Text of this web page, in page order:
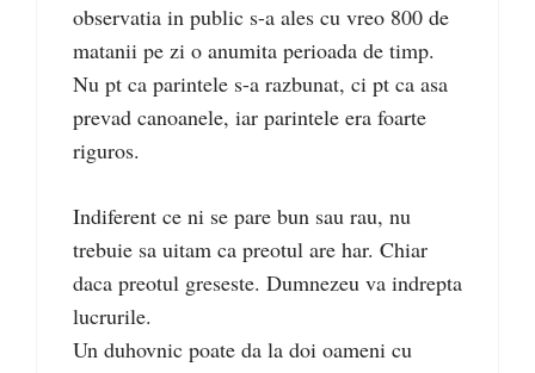
observatia in public s-a ales cu vreo 800 de
matanii pe zi o anumita perioada de timp.
Nu pt ca parintele s-a razbunat, ci pt ca asa
prevad canoanele, iar parintele era foarte
riguros.
Indiferent ce ni se pare bun sau rau, nu
trebuie sa uitam ca preotul are har. Chiar
daca preotul greseste. Dumnezeu va indrepta
lucrurile.
Un duhovnic poate da la doi oameni cu